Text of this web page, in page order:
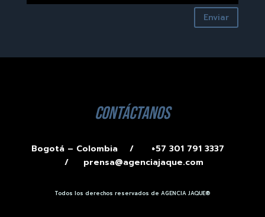
Enviar
contáctanos
Bogotá – Colombia /
+57 301 791 3337
/ prensa@agenciajaque.com
Todos los derechos reservados de AGENCIA JAQUE®